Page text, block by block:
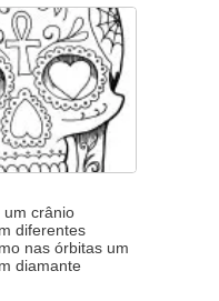
um crânio
diferentes
nas órbitas um
diamante